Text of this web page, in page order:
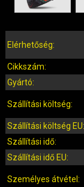
GUMIK, BELSŐK
IDOMOK,
IZZÓ (ROBOGÓ,
KIEGÉSZÍTŐK
KIPUFOGÓK ÉS
KORMÁNY ÉS
Elérhetőség:
Cikkszám:
Gyártó:
Szállítási költség:
Szállítási költség EU:
Szállítási idő:
Szállítási idő EU:
Személyes átvétel: